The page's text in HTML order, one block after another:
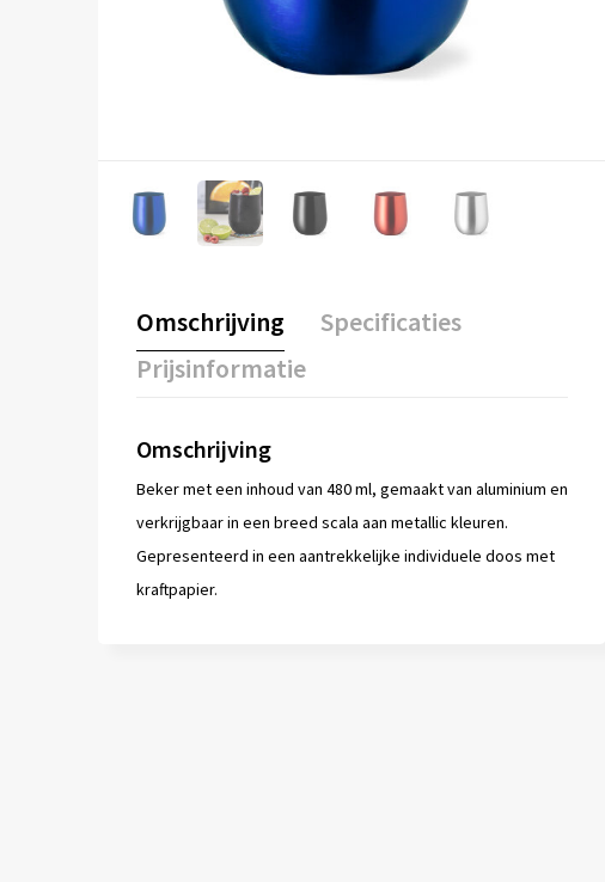
Omschrijving
Specificaties
Prijsinformatie
Omschrijving
Beker met een inhoud van 480 ml, gemaakt van aluminium en
verkrijgbaar in een breed scala aan metallic kleuren.
Gepresenteerd in een aantrekkelijke individuele doos met
kraftpapier.